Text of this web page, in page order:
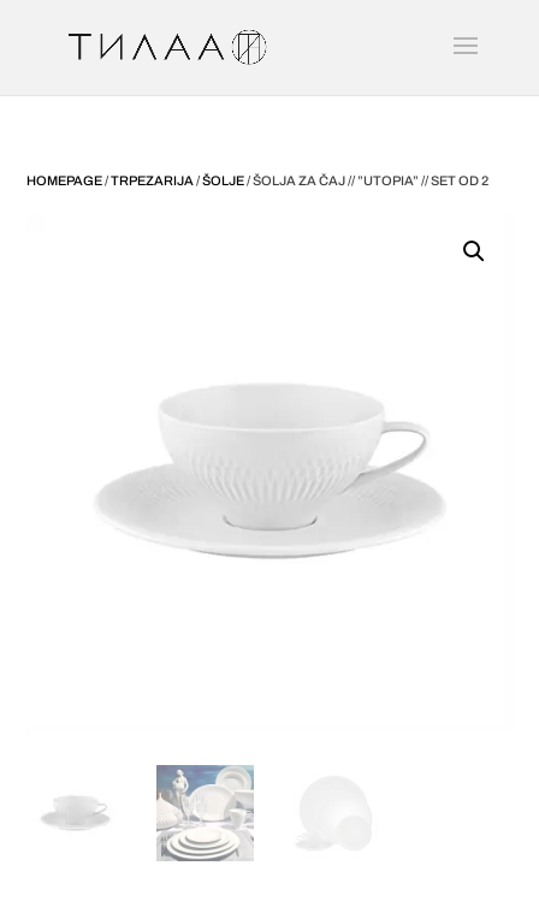
HOMEPAGE/TRPEZARIJA /ŠOLJE/ ŠOLJA ZA ČAJ // ”UTOPIA” // SET OD 2